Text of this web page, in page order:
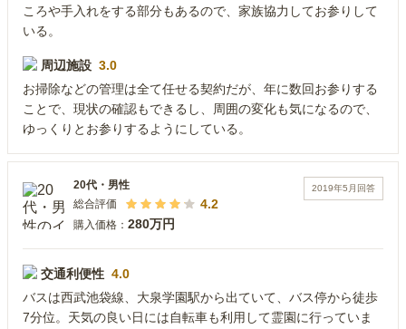
ころや手入れをする部分もあるので、家族協力してお参りして
いる。
周辺施設 3.0
お掃除などの管理は全て任せる契約だが、年に数回お参りする
ことで、現状の確認もできるし、周囲の変化も気になるので、
ゆっくりとお参りするようにしている。
2019年5月 回答
20代 ・ 男性
総合評価
4.2
購入価格： 280万円
交通利便性 4.0
バスは西武池袋線、大泉学園駅から出ていて、バス停から徒歩
7分位。天気の良い日には自転車も利用して霊園に行っていま